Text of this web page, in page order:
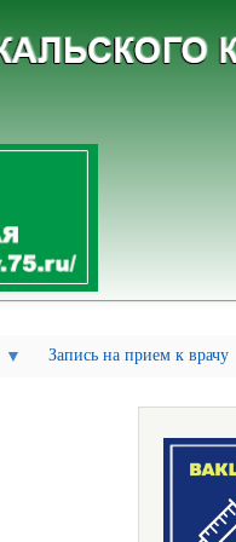
Запись на прием к врачу